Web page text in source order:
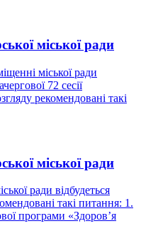
міської ради
міської ради
72 сесії
рекомендовані такі
міської ради
ради відбудеться
такі питання: 1.
програми «Здоров’я